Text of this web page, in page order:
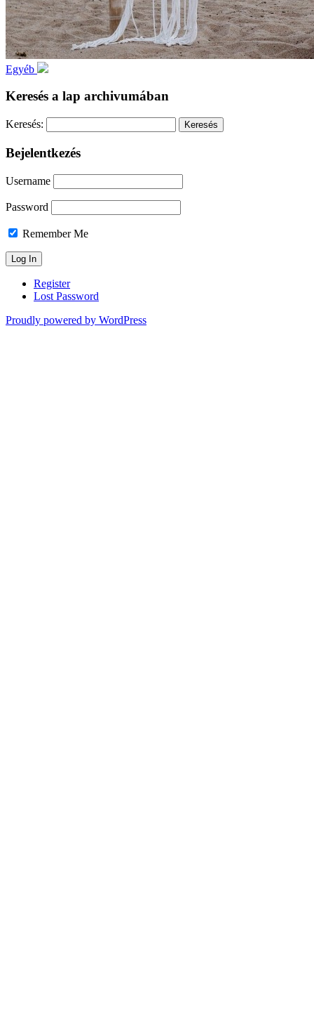
Egyéb
Keresés a lap archivumában
Keresés:
Bejelentkezés
Username
Password
Remember Me
Register
Lost Password
Proudly powered by WordPress